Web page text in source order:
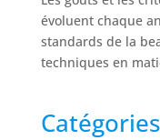
Nos
chirurgies
évoluent chaque
standards de la
techniques en
Catégories